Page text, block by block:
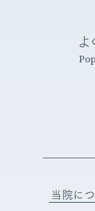
よ
当院に